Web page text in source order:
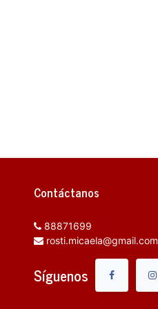
Contáctanos
88871699
rosti.micaela@gmail.com
Síguenos